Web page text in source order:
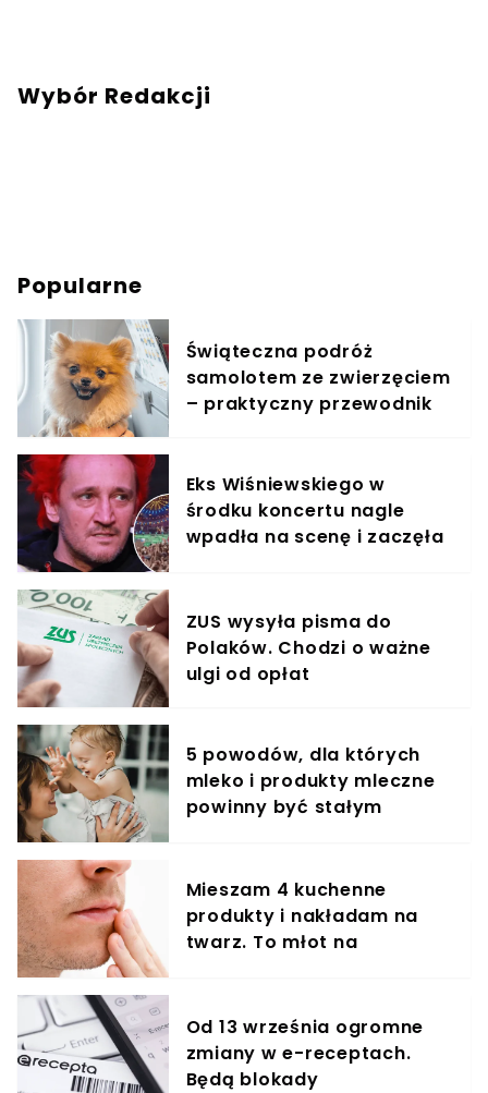
Wybór Redakcji
Popularne
Świąteczna podróż
samolotem ze zwierzęciem
– praktyczny przewodnik
Eks Wiśniewskiego w
środku koncertu nagle
wpadła na scenę i zaczęła
ZUS wysyła pisma do
Polaków. Chodzi o ważne
ulgi od opłat
5 powodów, dla których
mleko i produkty mleczne
powinny być stałym
Mieszam 4 kuchenne
produkty i nakładam na
twarz. To młot na
Od 13 września ogromne
zmiany w e-receptach.
Będą blokady